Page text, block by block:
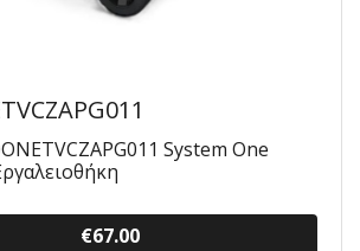
System One
€67.00